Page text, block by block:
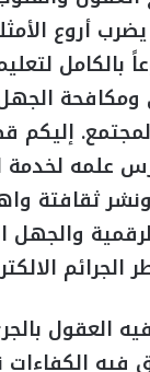
أروع
بالكامل
إليكم
علمه لخدمة
ثقافتة
والجهل
العقول
فيه